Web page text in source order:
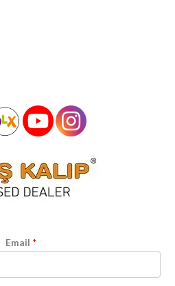
Email *